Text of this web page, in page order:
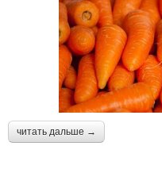
читать дальше →